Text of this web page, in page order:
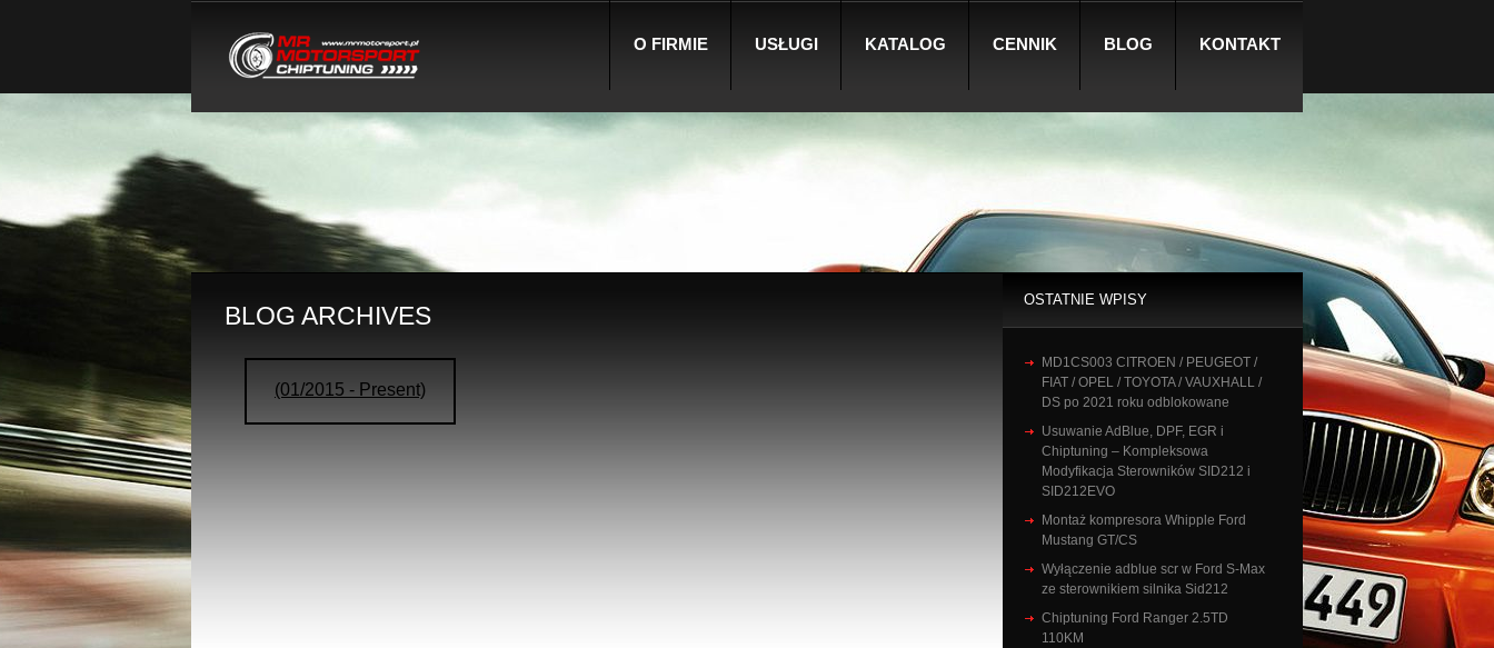
O FIRMIE USŁUGI KATALOG CENNIK BLOG KONTAKT
BLOG ARCHIVES
(01/2015 - Present)
OSTATNIE WPISY
MD1CS003 CITROEN / PEUGEOT /
FIAT / OPEL / TOYOTA / VAUXHALL /
DS po 2021 roku odblokowane
Usuwanie AdBlue, DPF, EGR i
Chiptuning – Kompleksowa
Modyfikacja Sterowników SID212 i
SID212EVO
Montaż kompresora Whipple Ford
Mustang GT/CS
Wyłączenie adblue scr w Ford S-Max
ze sterownikiem silnika Sid212
Chiptuning Ford Ranger 2.5TD
110KM